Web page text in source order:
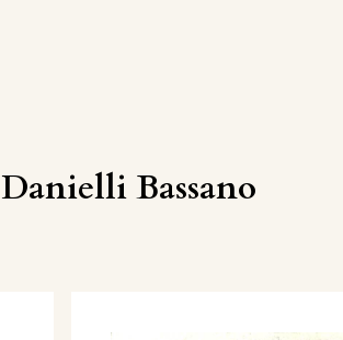
Danielli Bassano